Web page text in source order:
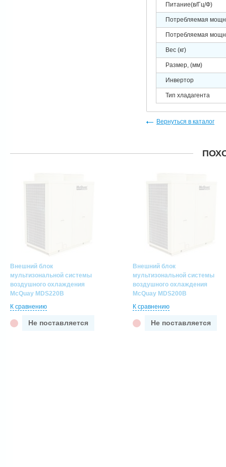
Питание(в/Гц/Ф)
Потребляемая
Потребляемая
Вес (кг)
Размер, (мм)
Инвертор
Тип хладагента
Вернуться в каталог
Внешний блок
мультизональной системы
воздушного охлаждения
McQuay MDS220B
К сравнению
Не поставляется
Внешний блок
мультизональной системы
воздушного охлаждения
McQuay MDS200B
К сравнению
Не поставляется